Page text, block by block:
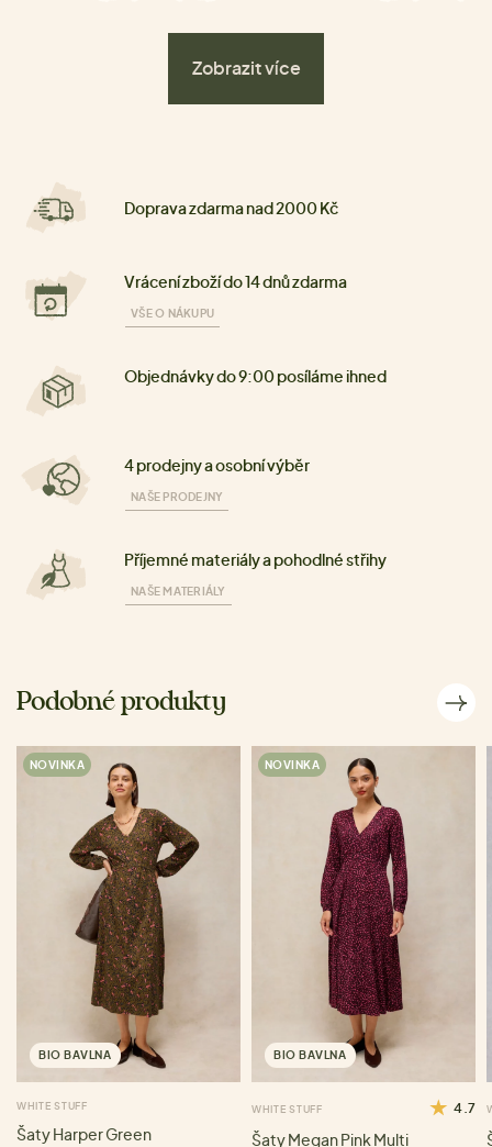
Zobrazit více
Doprava zdarma nad 2000 Kč
Vrácení zboží do 14 dnů zdarma
VŠE O NÁKUPU
Objednávky do 9:00 posíláme ihned
4 prodejny a osobní výběr
NAŠE PRODEJNY
Příjemné materiály a pohodlné střihy
NAŠE MATERIÁLY
Podobné produkty
NOVINKA
BIO BAVLNA
WHITE STUFF
Šaty Harper Green
NOVINKA
BIO BAVLNA
WHITE STUFF 4.7
Šaty Megan Pink Multi